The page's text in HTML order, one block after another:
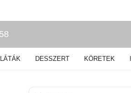
DESSZERT KÖRETEK